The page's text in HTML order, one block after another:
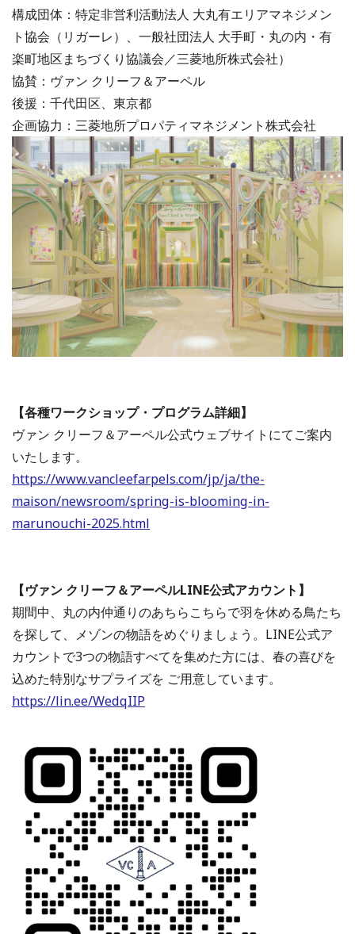
構成団体：特定非営利活動法人 大丸有エリアマネジメン
ト協会（リガーレ）、一般社団法人 大手町・丸の内・有
楽町地区まちづくり協議会／三菱地所株式会社）
協賛：ヴァン クリーフ＆アーペル
後援：千代田区、東京都
企画協力：三菱地所プロパティマネジメント株式会社
【各種ワークショップ・プログラム詳細】
ヴァン クリーフ＆アーペル公式ウェブサイトにてご案内
いたします。
https://www.vancleefarpels.com/jp/ja/the-
maison/newsroom/spring-is-blooming-in-
marunouchi-2025.html
【ヴァン クリーフ＆アーペルLINE公式アカウント】
期間中、丸の内仲通りのあちらこちらで羽を休める鳥たち
を探して、メゾンの物語をめぐりましょう。LINE公式ア
カウントで3つの物語すべてを集めた方には、春の喜びを
込めた特別なサプライズを ご用意しています。
https://lin.ee/WedqIIP